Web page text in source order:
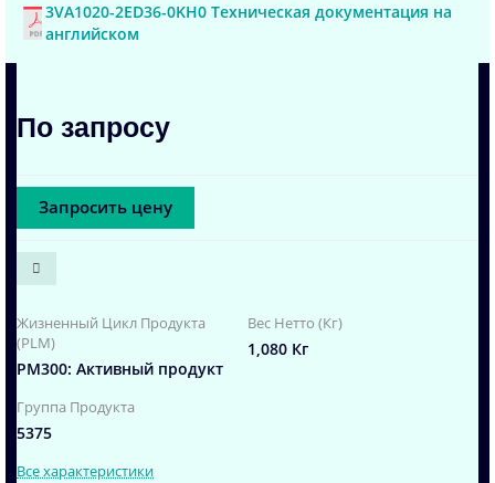
3VA1020-2ED36-0KH0 Техническая документация на
английском
По запросу
Запросить цену
Жизненный Цикл Продукта
(PLM)
PM300: Активный продукт
Вес Нетто (Кг)
1,080 Кг
Группа Продукта
5375
Все характеристики